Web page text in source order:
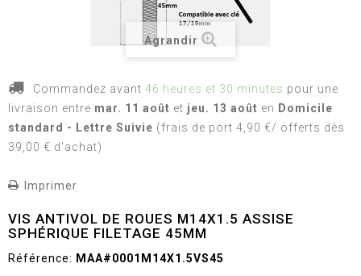
Agrandir
Commandez avant 46 heures et 30 minutes pour une
livraison entre mar. 11 août et jeu. 13 août en Domicile
standard - Lettre Suivie (frais de port 4,90 €/ offerts dès
39,00 € d'achat)
Imprimer
VIS ANTIVOL DE ROUES M14X1.5 ASSISE
SPHÉRIQUE FILETAGE 45MM
Référence: MAA#0001M14X1.5VS45